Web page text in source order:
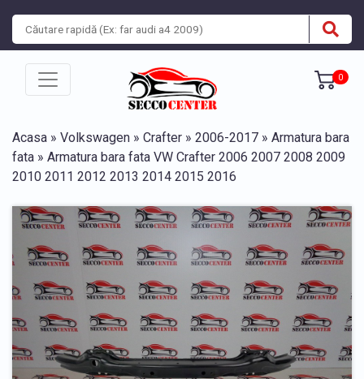
0
Acasa » Volkswagen » Crafter » 2006-2017 » Armatura bara
fata » Armatura bara fata VW Crafter 2006 2007 2008 2009
2010 2011 2012 2013 2014 2015 2016